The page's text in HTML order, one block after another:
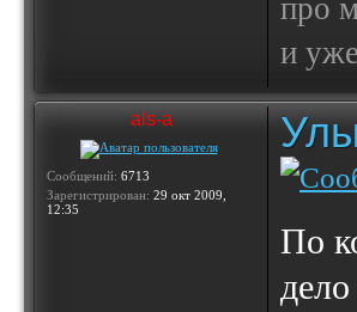
про
и
als-a
Сообщений: 6713
Зарегистрирован: 29 окт 2009,
12:35
По